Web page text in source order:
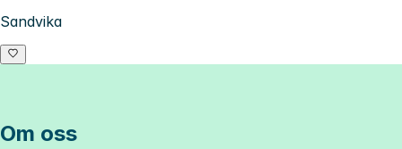
Sandvika
Om oss